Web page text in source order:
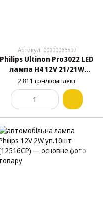
Артикул: 00000066597
Philips Ultinon Pro3022 LED
лампа H4 12V 21/21W
1500Lm 6000K
2 811 грн/комплект